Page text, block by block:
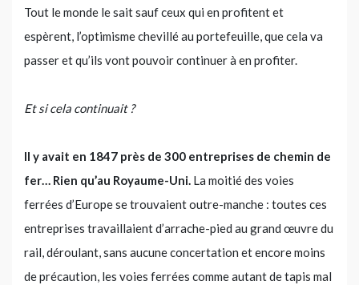
Tout le monde le sait sauf ceux qui en profitent et
espèrent, l’optimisme chevillé au portefeuille, que cela va
passer et qu’ils vont pouvoir continuer à en profiter.
Et si cela continuait ?
Il y avait en 1847 près de 300 entreprises de chemin de
fer… Rien qu’au Royaume-Uni. La moitié des voies
ferrées d’Europe se trouvaient outre-manche : toutes ces
entreprises travaillaient d’arrache-pied au grand œuvre du
rail, déroulant, sans aucune concertation et encore moins
de précaution, les voies ferrées comme autant de tapis mal